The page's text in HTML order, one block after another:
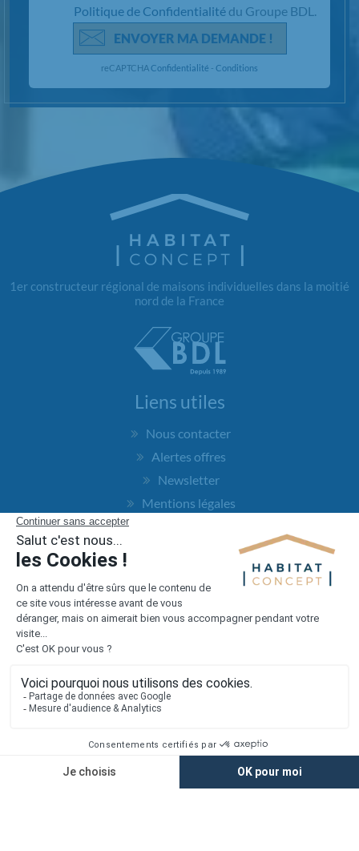
Politique de Confidentialité du Groupe BDL.
ENVOYER MA DEMANDE !
reCAPTCHAConfidentialité - Conditions
1er constructeur régional de maisons individuelles dans la moitié
nord de la France
Liens utiles
Nous contacter
Alertes offres
Newsletter
Mentions légales
Accès rapide
Maisons + Terrains
Terrains à vendre
Devis construction maison
Filiales